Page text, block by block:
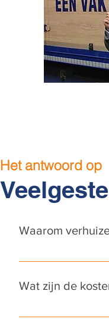
Het antwoord op
Waarom
Verhuizen is een
stress en tijd. Ook
Wat zijn de
De kosten van een